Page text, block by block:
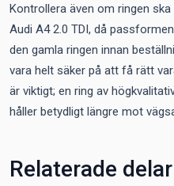
Kontrollera även om ringen
Audi A4 2.0 TDI, då
den gamla ringen innan
vara helt säker på att få rätt
är viktigt; en ring av
håller betydligt längre mot
Relaterade